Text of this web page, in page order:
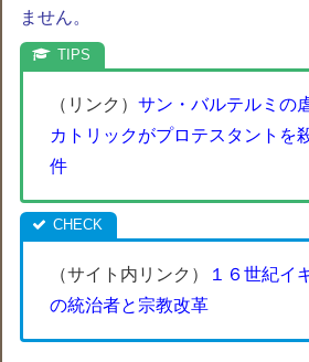
ません。
（リンク）サン・バルテルミの
カトリックがプロテスタントを
件
（サイト内リンク）
１６世紀イ
の統治者と宗教改革